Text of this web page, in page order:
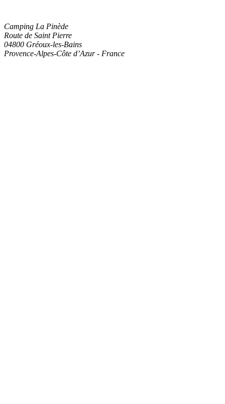
Camping La Pinède
Route de Saint Pierre
04800 Gréoux-les-Bains
Provence-Alpes-Côte d’Azur- France